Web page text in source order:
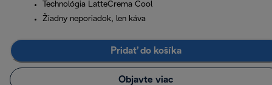
Technológia LatteCrema Cool
Žiadny neporiadok, len káva
Pridať do košíka
Objavte viac